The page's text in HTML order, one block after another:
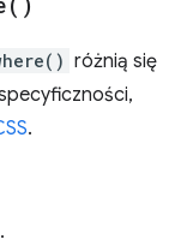
różnią się
.